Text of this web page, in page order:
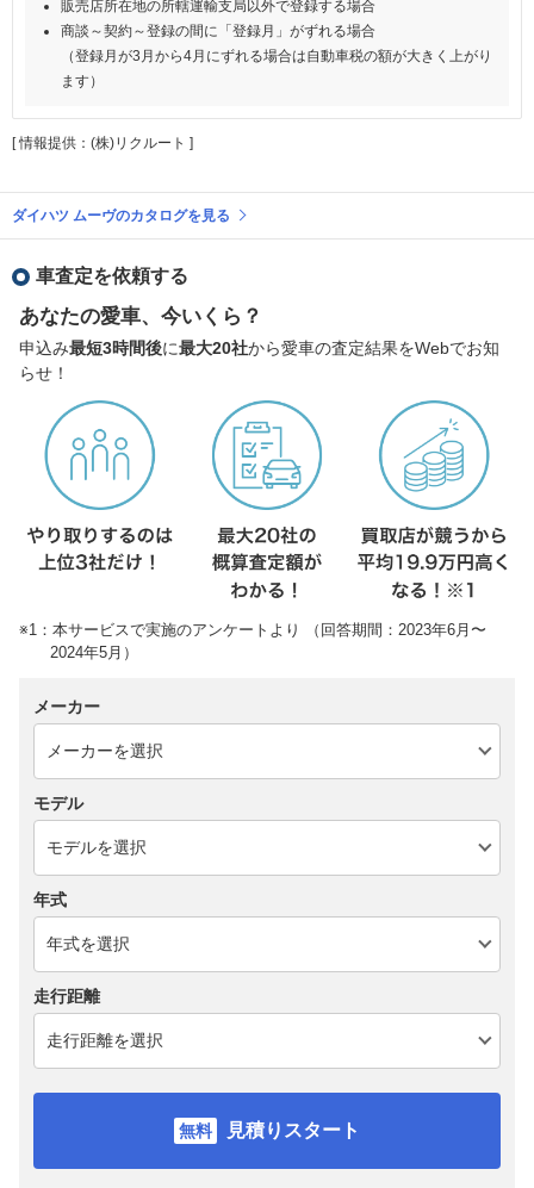
販売店所在地の所轄運輸支局以外で登録する場合
商談～契約～登録の間に「登録月」がずれる場合
（登録月が3月から4月にずれる場合は自動車税の額が大きく上がり
ます）
[ 情報提供：(株)リクルート ]
ダイハツ ムーヴのカタログを見る
車査定を依頼する
あなたの愛車、今いくら？
申込み最短3時間後に最大20社から愛車の査定結果をWebでお知
らせ！
※1：本サービスで実施のアンケートより （回答期間：2023年6月〜
2024年5月）
メーカー
モデル
年式
走行距離
見積りスタート